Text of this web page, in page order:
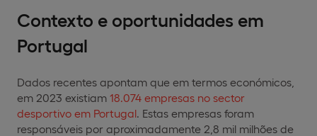
Contexto e oportunidades em
Portugal
Dados recentes apontam que em termos económicos,
em 2023 existiam 18.074 empresas no sector
desportivo em Portugal . Estas empresas foram
responsáveis por aproximadamente 2,8 mil milhões de